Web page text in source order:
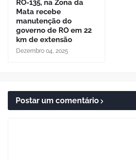
RO-135, na Zona da
Mata recebe
manutenção do
governo de RO em 22
km de extensão
Dezembro 04, 2025
Postar um comentário